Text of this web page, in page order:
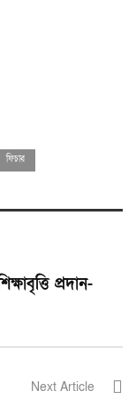
ফিচার
প্রদান-
Next Article